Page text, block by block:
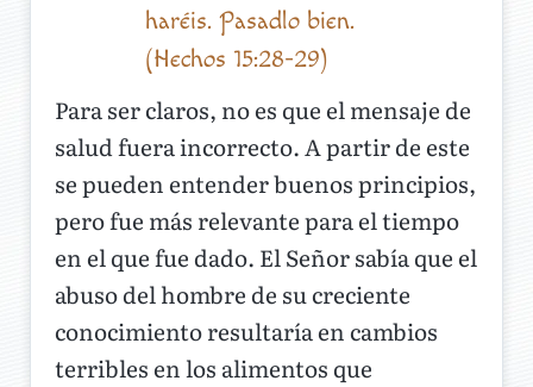
haréis. Pasadlo bien.
(Hechos 15:28-29)
Para ser claros, no es que el mensaje de
salud fuera incorrecto. A partir de este
se pueden entender buenos principios,
pero fue más relevante para el tiempo
en el que fue dado. El Señor sabía que el
abuso del hombre de su creciente
conocimiento resultaría en cambios
terribles en los alimentos que